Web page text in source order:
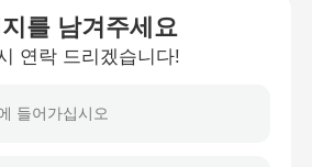
를 남겨주세요
연락 드리겠습니다!